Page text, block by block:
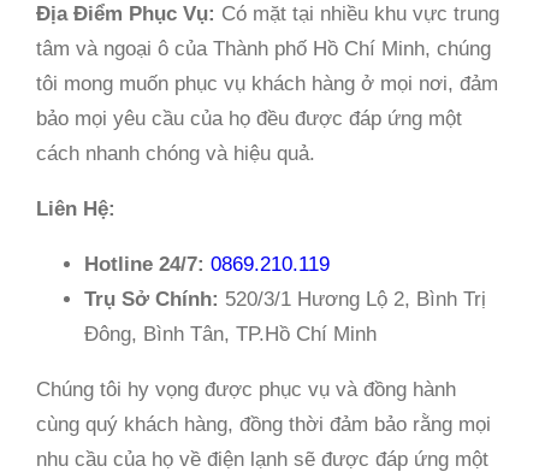
Địa Điểm Phục Vụ: Có mặt tại nhiều khu vực trung
tâm và ngoại ô của Thành phố Hồ Chí Minh, chúng
tôi mong muốn phục vụ khách hàng ở mọi nơi, đảm
bảo mọi yêu cầu của họ đều được đáp ứng một
cách nhanh chóng và hiệu quả.
Liên Hệ:
Hotline 24/7: 0869.210.119
Trụ Sở Chính: 520/3/1 Hương Lộ 2, Bình Trị
Đông, Bình Tân, TP.Hồ Chí Minh
Chúng tôi hy vọng được phục vụ và đồng hành
cùng quý khách hàng, đồng thời đảm bảo rằng mọi
nhu cầu của họ về điện lạnh sẽ được đáp ứng một